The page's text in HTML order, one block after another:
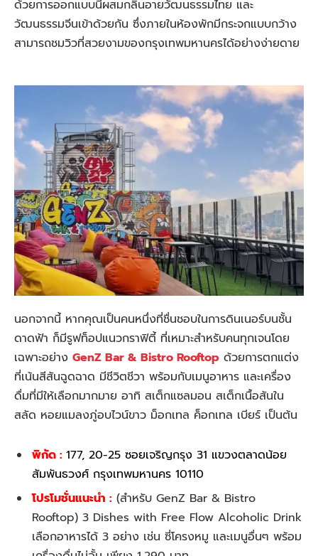
ด้วยการออกแบบนี้ผสมกลิ่นอายวัฒนธรรมไทย และ
วัฒนธรรมจีนเข้าด้วยกัน ซึ่งภายในห้องพักมีกระจกแบบกว้าง
สามารถชมวิวที่สวยงามของกรุงเทพมหานครได้อย่างง่ายดาย
นอกจากนี้ หากคุณเป็นคนหนึ่งที่ชื่นชอบในการดินเนอร์บนชั้น
ดาดฟ้า ก็มีรูฟท็อปแนวกราฟิตี้ ที่เหมาะสำหรับคนทุกเจนโดย
เฉพาะอย่าง GenZ Bar & Bistro Rooftop ด้วยการตกแต่ง
ที่เน้นสีสันฉูดฉาด มีชีวิตชีวา พร้อมกับเมนูอาหาร และเครื่อง
ดื่มที่มีให้เลือกมากมาย อาทิ สเต็กแซลมอน สเต็กเนื้อสันใน
สลัด หอยแมลงภู่อบไวน์ขาว ม็อกเทล ค็อกเทล เบียร์ เป็นต้น
พิกัด : 177, 20-25 ซอยเจริญกรุง 31 แขวงตลาดน้อย
สัมพันธวงศ์ กรุงเทพมหานคร 10110
โปรโมชั่นแนะนำ : (สำหรับ GenZ Bar & Bistro
Rooftop) 3 Dishes with Free Flow Alcoholic Drink
เลือกอาหารได้ 3 อย่าง เช่น ซี่โครงหมู และเมนูอื่นๆ พร้อม